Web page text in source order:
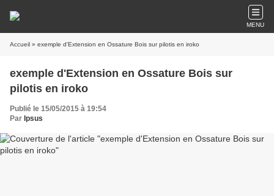
MENU
Accueil » exemple d'Extension en Ossature Bois sur pilotis en iroko
exemple d'Extension en Ossature Bois sur
pilotis en iroko
Publié le 15/05/2015 à 19:54
Par Ipsus